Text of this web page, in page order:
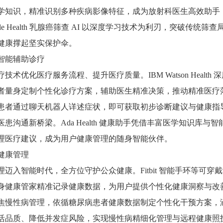
知识，精准识别多种疾病影像特征，成为放射科医生高效助
Health 乳腺癌筛查 AI 以深度学习技术为利刃，突破传统筛
康撑起坚实保护伞。
能辅助诊疗
技术优化医疗服务流程、提升医疗质量。IBM Watson Health
量身定制个性化诊疗方案，辅助医生精准决策，推动精准医
者通过聊天机器人详述症状，即可获取初步诊断建议与健康
患沟通新桥梁。Ada Health 健康助手凭借丰富医学知识库与
医疗建议，成为用户健康管理的随身智能伙伴。
康管理
迈入智能时代，全方位守护公众健康。Fitbit 智能手环等可穿
健康管家精准记录健康数据，为用户提供个性化健康洞察与改
慢性病管理，依循糖尿病患者健康数据制定个性化干预方案
品质、降低并发症风险，实现慢性病精细化管理与远程健康